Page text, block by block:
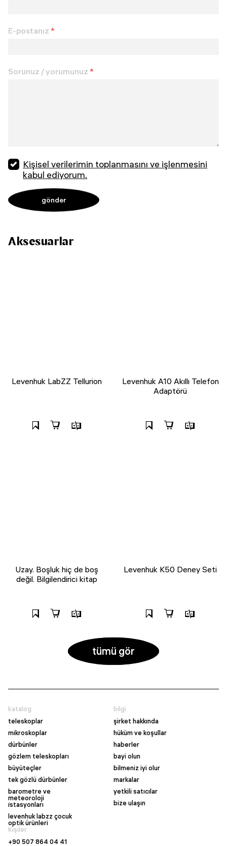
E-postanız *
Sorunuz / yorumunuz *
Kişisel verilerimin toplanmasını ve işlenmesini
kabul ediyorum.
Aksesuarlar
Levenhuk LabZZ Tellurion
Levenhuk A10 Akıllı Telefon
Adaptörü
Uzay. Boşluk hiç de boş
değil. Bilgilendirici kitap
Levenhuk K50 Deney Seti
tümü gör
katalog
teleskoplar
mikroskoplar
dürbünler
gözlem teleskopları
büyüteçler
tek gözlü dürbünler
barometre ve
meteoroloji
i̇stasyonları
levenhuk labzz çocuk
optik ürünleri
bilgi
şirket hakkında
hüküm ve koşullar
haberler
bayi olun
bilmeniz iyi olur
markalar
yetkili satıcılar
bize ulaşın
Kişiler
+90 507 864 04 41